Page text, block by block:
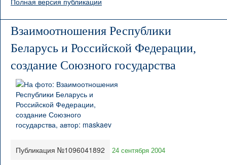
Взаимоотношения Республики
Беларусь и Российской Федерации,
создание Союзного государства
Публикация №1096041892 24 сентября 2004